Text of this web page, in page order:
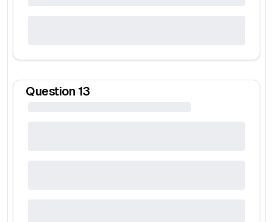
Question 13